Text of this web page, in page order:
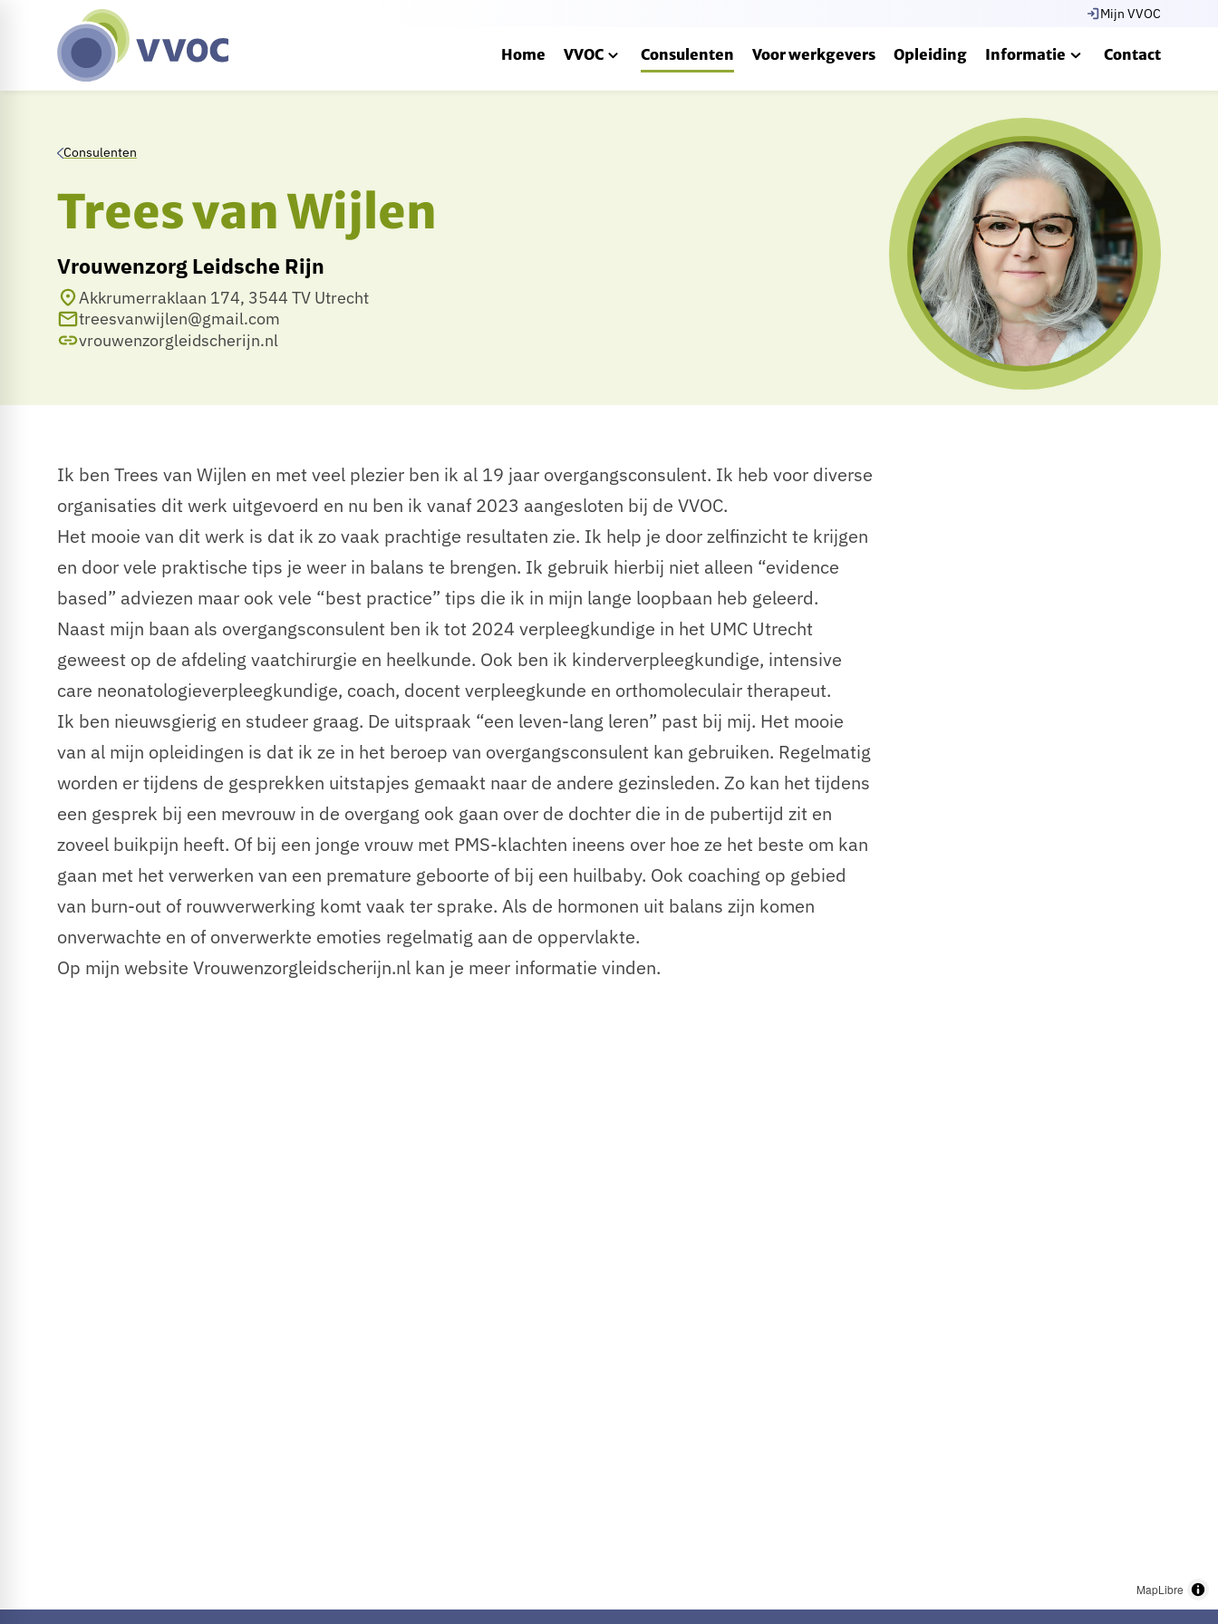
Home VVOC Consulenten Voor werkgevers Opleiding Informatie Contact
Mijn VVOC
Consulenten
Trees van Wijlen
Vrouwenzorg Leidsche Rijn
Akkrumerraklaan 174, 3544 TV Utrecht
treesvanwijlen@gmail.com
vrouwenzorgleidscherijn.nl
Ik ben Trees van Wijlen en met veel plezier ben ik al 19 jaar overgangsconsulent. Ik heb voor diverse
organisaties dit werk uitgevoerd en nu ben ik vanaf 2023 aangesloten bij de VVOC.
Het mooie van dit werk is dat ik zo vaak prachtige resultaten zie. Ik help je door zelfinzicht te krijgen
en door vele praktische tips je weer in balans te brengen. Ik gebruik hierbij niet alleen “evidence
based” adviezen maar ook vele “best practice” tips die ik in mijn lange loopbaan heb geleerd.
Naast mijn baan als overgangsconsulent ben ik tot 2024 verpleegkundige in het UMC Utrecht
geweest op de afdeling vaatchirurgie en heelkunde. Ook ben ik kinderverpleegkundige, intensive
care neonatologieverpleegkundige, coach, docent verpleegkunde en orthomoleculair therapeut.
Ik ben nieuwsgierig en studeer graag. De uitspraak “een leven-lang leren” past bij mij. Het mooie
van al mijn opleidingen is dat ik ze in het beroep van overgangsconsulent kan gebruiken. Regelmatig
worden er tijdens de gesprekken uitstapjes gemaakt naar de andere gezinsleden. Zo kan het tijdens
een gesprek bij een mevrouw in de overgang ook gaan over de dochter die in de pubertijd zit en
zoveel buikpijn heeft. Of bij een jonge vrouw met PMS-klachten ineens over hoe ze het beste om kan
gaan met het verwerken van een premature geboorte of bij een huilbaby. Ook coaching op gebied
van burn-out of rouwverwerking komt vaak ter sprake. Als de hormonen uit balans zijn komen
onverwachte en of onverwerkte emoties regelmatig aan de oppervlakte.
Op mijn website Vrouwenzorgleidscherijn.nl kan je meer informatie vinden.
MapLibre